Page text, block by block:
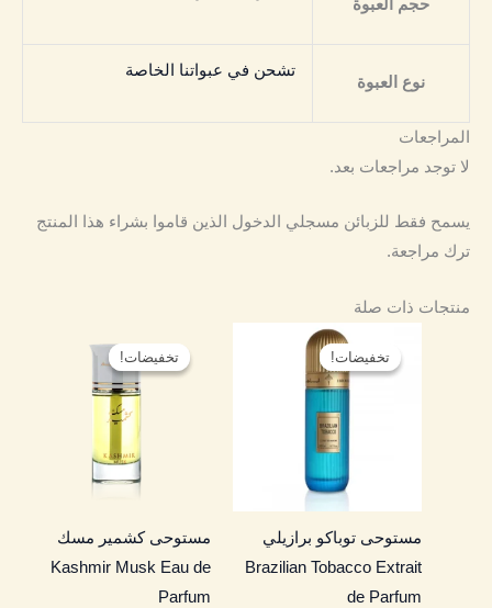
حجم العبوة
نوع العبوة
تشحن في عبواتنا الخاصة
المراجعات
لا توجد مراجعات بعد.
يسمح فقط للزبائن مسجلي الدخول الذين قاموا بشراء هذا المنتج
ترك مراجعة.
منتجات ذات صلة
تخفيضات!
تخفيضات!
مستوحى توباكو برازيلي
Brazilian Tobacco Extrait
de Parfum
السعر:
هناك
العديد
من
الأشكال
المختلفة
لهذا
المنتج.
يمكن
اختيار
تخفيضات!
تخفيضات!
مستوحى كشمير مسك
Kashmir Musk Eau de
Parfum
السعر:
العديد
من
الأشكال
المختلفة
لهذا
يمكن
اختيار